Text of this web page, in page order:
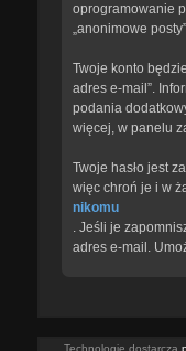
oprogramowanie
„anonimowe
Twoje konto
adres e-mail”.
podania
więcej, w panelu
Twoje hasło jest
więc chroń je i w
nikomu
. Jeśli je
adres e-mail.